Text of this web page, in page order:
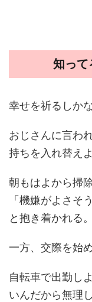
知って
幸せを祈るしか
おじさんに言わ
持ちを入れ替え
朝もはよから掃
「機嫌がよさそ
と抱き着かれる。
一方、交際を始
自転車で出勤し
いんだから無理